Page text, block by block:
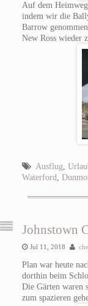
Auf dem
indem wir die
Barrow
New Ross wieder
Ausflug,
Waterford,
Johnstown
Jul 11, 2018
Plan war heute
dorthin beim
Die Gärten waren
zum spazieren